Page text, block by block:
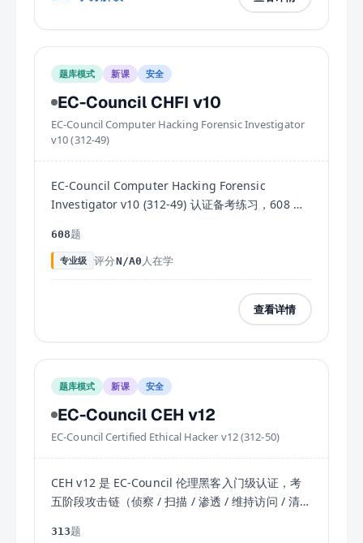
题库模式 新课 安全
EC-Council CHFI v10
EC-Council Computer Hacking Forensic Investigator
v10 (312-49)
EC-Council Computer Hacking Forensic
Investigator v10 (312-49) 认证备考练习，608 练
608题
专业级 评分N/A0 人在学
查看详情
题库模式 新课 安全
EC-Council CEH v12
EC-Council Certified Ethical Hacker v12 (312-50)
CEH v12 是 EC-Council 伦理黑客入门级认证，考
五阶段攻击链（侦察 / 扫描 / 渗透 / 维持访问 / 清理
125 题、120 分钟、70% 通过、$450 考试费。本
313题